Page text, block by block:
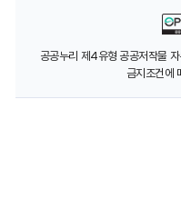
공공누리 제4유형 공공저작물
금지조건에